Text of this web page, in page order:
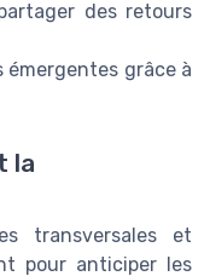
des retours
grâce à
la
transversales et
pour anticiper les